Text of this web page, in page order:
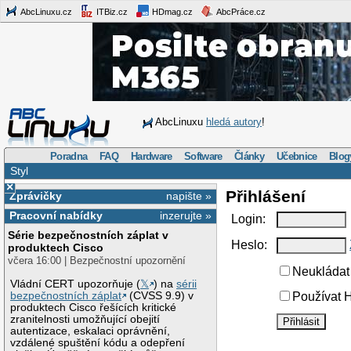
AbcLinuxu.cz ITBiz.cz HDmag.cz AbcPráce.cz
AbcLinuxu hledá autory!
Poradna FAQ Hardware Software Články Učebnice
Styl
×
napište »
Zprávičky
inzerujte »
Pracovní nabídky
Série bezpečnostních záplat v
produktech Cisco
včera 16:00 | Bezpečnostní upozornění
Vládní CERT upozorňuje (𝕏 ) nasérii
bezpečnostních záplat
(CVSS 9.9) v
produktech Cisco řešících kritické
zranitelnosti umožňující obejití
autentizace, eskalaci oprávnění,
vzdálené spuštění kódu a odepření
Přihlášení
Login:
Heslo:
Používat